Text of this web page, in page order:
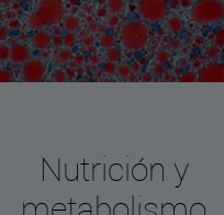
Nutrición y